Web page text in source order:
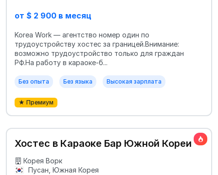
от $ 2 900 в месяц
Korea Work — агентство номер один по
трудоустройству хостес за границей.Внимание:
возможно трудоустройство только для граждан
РФ.На работу в караоке-б...
Без опыта Без языка Высокая зарплата
★ Премиум
Хостес в Караоке Бар Южной Кореи
Корея Ворк
Пусан, Южная Корея